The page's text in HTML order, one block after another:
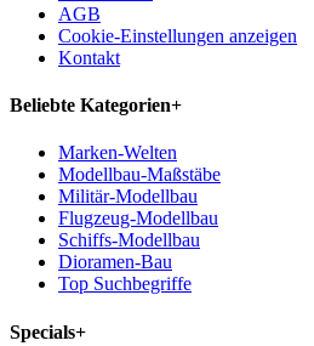
AGB
Cookie-Einstellungen anzeigen
Kontakt
Beliebte Kategorien+
Marken-Welten
Modellbau-Maßstäbe
Militär-Modellbau
Flugzeug-Modellbau
Schiffs-Modellbau
Dioramen-Bau
Top Suchbegriffe
Specials+